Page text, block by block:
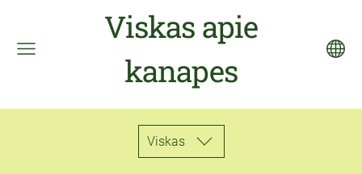
Viskas apie
kanapes
Viskas